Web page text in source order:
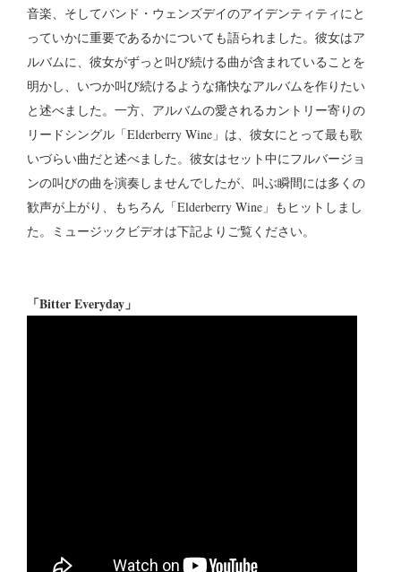
音楽、そしてバンド・ウェンズデイのアイデンティティにと
っていかに重要であるかについても語られました。彼女はア
ルバムに、彼女がずっと叫び続ける曲が含まれていることを
明かし、いつか叫び続けるような痛快なアルバムを作りたい
と述べました。一方、アルバムの愛されるカントリー寄りの
リードシングル「Elderberry Wine」は、彼女にとって最も歌
いづらい曲だと述べました。彼女はセット中にフルバージョ
ンの叫びの曲を演奏しませんでしたが、叫ぶ瞬間には多くの
歓声が上がり、もちろん「Elderberry Wine」もヒットしまし
た。ミュージックビデオは下記よりご覧ください。
「Bitter Everyday」